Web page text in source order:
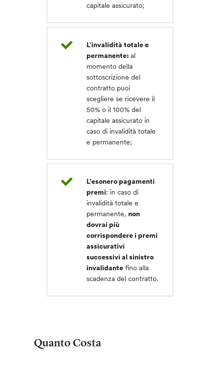
capitale assicurato;
L’invalidità totale e
permanente:al
momento della
sottoscrizione del
contratto puoi
scegliere se ricevere il
50% o il 100% del
capitale assicurato in
caso di invalidità totale
e permanente;
L’esonero pagamenti
premi: in caso di
invalidità totale e
permanente, non
dovrai più
corrispondere i premi
assicurativi
successivi al sinistro
invalidantefino alla
scadenza del contratto.
Quanto Costa